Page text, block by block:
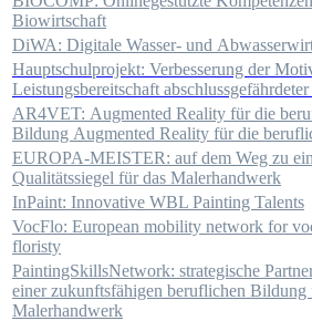
Biowirtschaft
DiWA: Digitale Wasser- und
Hauptschulprojekt: Verbesserung der
Leistungsbereitschaft
AR4VET: Augmented Reality für die
Bildung Augmented Reality für die
EUROPA-MEISTER: auf dem Weg zu
Qualitätssiegel für das Malerhandwerk
InPaint: Innovative WBL Painting Talents
VocFlo: European mobility network for
floristy
PaintingSkillsNetwork: strategische
einer zukunftsfähigen beruflichen Bildung
Malerhandwerk